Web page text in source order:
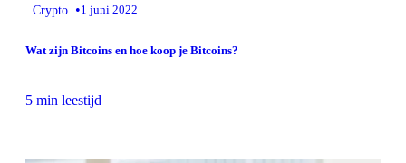
Crypto •1 juni 2022
Wat zijn Bitcoins en hoe koop je Bitcoins?
5 min leestijd